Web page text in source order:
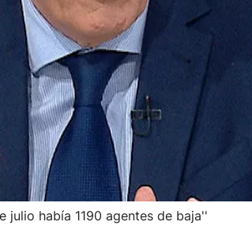
julio había 1190 agentes de baja''